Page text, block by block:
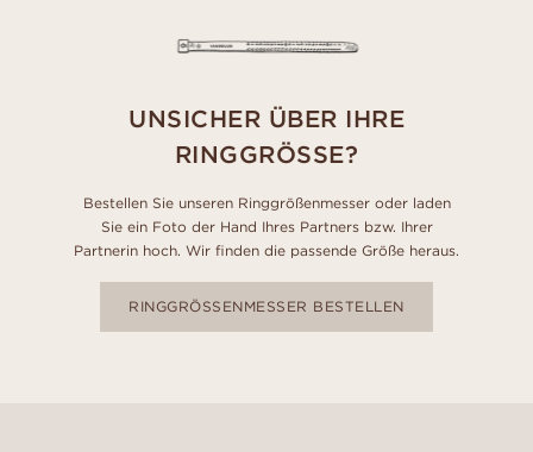
UNSICHER ÜBER IHRE
RINGGRÖSSE?
Bestellen Sie unseren Ringgrößenmesser oder laden
Sie ein Foto der Hand Ihres Partners bzw. Ihrer
Partnerin hoch. Wir finden die passende Größe heraus.
RINGGRÖSSENMESSER BESTELLEN